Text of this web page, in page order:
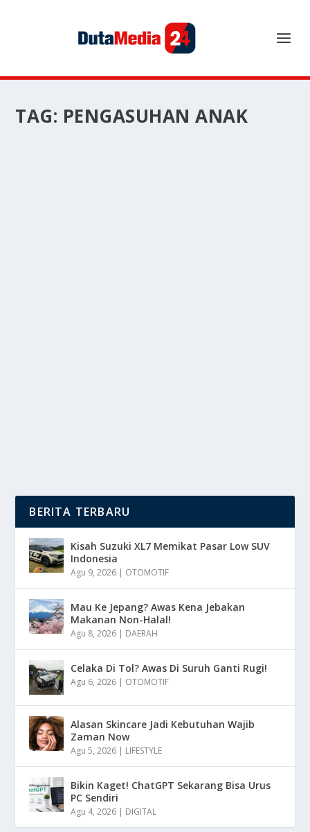
TAG: PENGASUHAN ANAK
BERITA TERBARU
Kisah Suzuki XL7 Memikat Pasar Low SUV
Indonesia
Agu 9, 2026 | OTOMOTIF
Mau Ke Jepang? Awas Kena Jebakan
Makanan Non-Halal!
Agu 8, 2026 | DAERAH
Celaka Di Tol? Awas Di Suruh Ganti Rugi!
Agu 6, 2026 | OTOMOTIF
Alasan Skincare Jadi Kebutuhan Wajib
Zaman Now
Agu 5, 2026 | LIFESTYLE
Bikin Kaget! ChatGPT Sekarang Bisa Urus
PC Sendiri
Agu 4, 2026 | DIGITAL